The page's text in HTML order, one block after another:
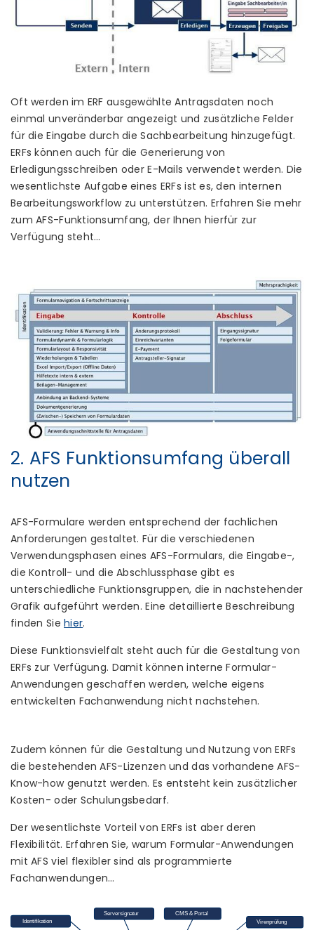
Oft werden im ERF ausgewählte Antragsdaten noch
einmal unveränderbar angezeigt und zusätzliche Felder
für die Eingabe durch die Sachbearbeitung hinzugefügt.
ERFs können auch für die Generierung von
Erledigungsschreiben oder E-Mails verwendet werden. Die
wesentlichste Aufgabe eines ERFs ist es, den internen
Bearbeitungsworkflow zu unterstützen. Erfahren Sie mehr
zum AFS-Funktionsumfang, der Ihnen hierfür zur
Verfügung steht…
2. AFS Funktionsumfang überall
nutzen
AFS-Formulare werden entsprechend der fachlichen
Anforderungen gestaltet. Für die verschiedenen
Verwendungsphasen eines AFS-Formulars, die Eingabe-,
die Kontroll- und die Abschlussphase gibt es
unterschiedliche Funktionsgruppen, die in nachstehender
Grafik aufgeführt werden. Eine detaillierte Beschreibung
finden Siehier.
Diese Funktionsvielfalt steht auch für die Gestaltung von
ERFs zur Verfügung. Damit können interne Formular-
Anwendungen geschaffen werden, welche eigens
entwickelten Fachanwendung nicht nachstehen.
Zudem können für die Gestaltung und Nutzung von ERFs
die bestehenden AFS-Lizenzen und das vorhandene AFS-
Know-how genutzt werden. Es entsteht kein zusätzlicher
Kosten- oder Schulungsbedarf.
Der wesentlichste Vorteil von ERFs ist aber deren
Flexibilität. Erfahren Sie, warum Formular-Anwendungen
mit AFS viel flexibler sind als programmierte
Fachanwendungen…